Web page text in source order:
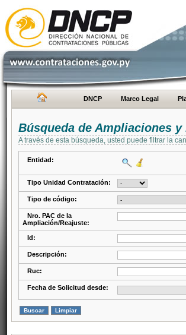
DNCP Marco Legal
Búsqueda de Ampliaciones y
A través de esta búsqueda, usted puede filtrar la
Entidad:
Tipo Unidad Contratación:
Tipo de código:
Nro. PAC de la
Ampliación/Reajuste:
Id:
Descripción:
Ruc:
Fecha de Solicitud desde: